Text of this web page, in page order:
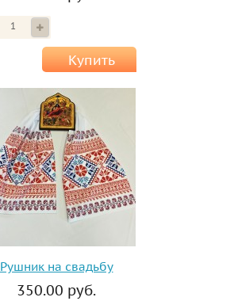
Купить
Рушник на свадьбу
350.00 руб.